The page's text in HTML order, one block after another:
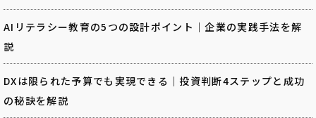
AIリテラシー教育の5つの設計ポイント｜企業の実践手法を解
説
DXは限られた予算でも実現できる｜投資判断4ステップと成功
の秘訣を解説